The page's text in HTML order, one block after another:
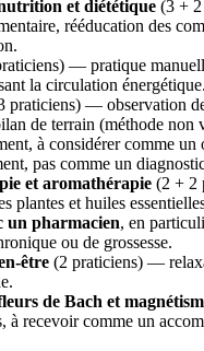
et diététique (3 +
rééducation des
— pratique
la circulation énergétique.
praticiens) — observation
de terrain (méthode non
à considérer comme un
pas comme un
et aromathérapie (2 + 2
plantes et huiles
un pharmacien, en
ou de grossesse.
être (2 praticiens) —
de Bach et
à recevoir comme un